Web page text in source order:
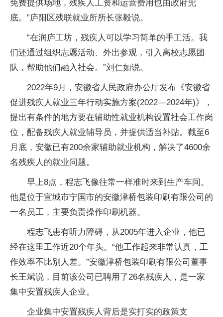
免费提供场地，残疾人工资和运营费用也由政府兜
底。”庐阳区残联就业所所长张毅说。
“在润庐工坊，残疾人可以学习简单的手工活。我
们还通过组织志愿活动、外出参观，引入高校志愿团
队，帮助他们融入社会。”刘仁如说。
2022年9月，安徽省人民政府办公厅发布《安徽省
促进残疾人就业三年行动实施方案(2022—2024年)》，
提出有条件的地方要在辅助性就业机构设置社会工作岗
位，配备残疾人就业辅导员，并提供适当补贴。截至6
月底，安徽已有200余家辅助就业机构，解决了4600余
名残疾人的就业问题。
早上8点，程志飞像往常一样准时来到生产车间。
他是位于宣城市宁国市的安徽津桥包装印刷有限公司的
一名员工，主要负责操作印刷机器。
程志飞患有听力障碍，从2005年进入企业，他已
经在这里工作近20个年头。“他工作起来非常认真，工
作效率不比别人差。”安徽津桥包装印刷有限公司董事
长王斌说，目前该公司已聘用了26名残疾人，是一家
集中安置残疾人企业。
企业集中安置残疾人背后是实打实的政策支